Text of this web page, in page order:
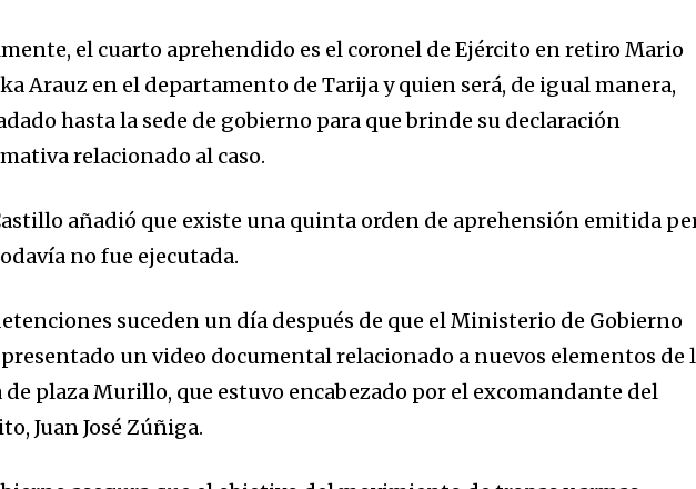
el cuarto aprehendido es el coronel de Ejército en retiro Mario
Arauz en el departamento de Tarija y quien será, de igual manera,
hasta la sede de gobierno para que brinde su declaración
relacionado al caso.
añadió que existe una quinta orden de aprehensión emitida
no fue ejecutada.
suceden un día después de que el Ministerio de Gobierno
un video documental relacionado a nuevos elementos de
de plaza Murillo, que estuvo encabezado por el excomandante del
Juan José Zúñiga.